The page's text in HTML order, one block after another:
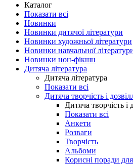
Каталог
Показати всі
Новинки
Новинки дитячої літератури
Новинки художньої літератури
Новинки навчальної
Новинки нон-фікшн
Дитяча література
Дитяча література
Показати всі
Дитяча творчість і
Дитяча творчість і
Показати всі
Анкети
Розваги
Творчість
Альбоми
Корисні поради